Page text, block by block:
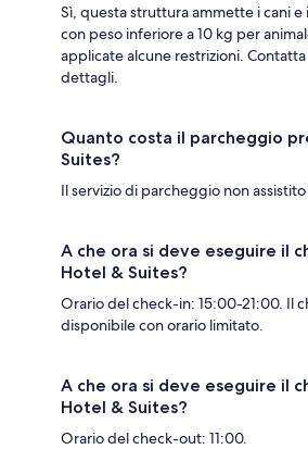
Sì, questa struttura ammette i cani e
con peso inferiore a 10 kg per
applicate alcune restrizioni.
dettagli.
Quanto costa il parcheggio
Suites?
Il servizio di parcheggio non
A che ora si deve eseguire il
Hotel & Suites?
Orario del check-in: 15:00-21:00. Il
disponibile con orario limitato.
A che ora si deve eseguire il
Hotel & Suites?
Orario del check-out: 11:00.